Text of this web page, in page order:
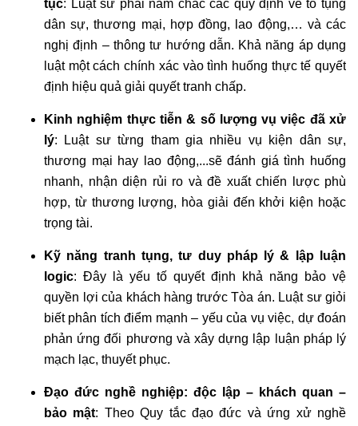
tục: Luật sư phải nắm chắc các quy định về tố tụng
dân sự, thương mại, hợp đồng, lao động,… và các
nghị định – thông tư hướng dẫn. Khả năng áp dụng
luật một cách chính xác vào tình huống thực tế quyết
định hiệu quả giải quyết tranh chấp.
Kinh nghiệm thực tiễn & số lượng vụ việc đã xử
lý: Luật sư từng tham gia nhiều vụ kiện dân sự,
thương mại hay lao động,...sẽ đánh giá tình huống
nhanh, nhận diện rủi ro và đề xuất chiến lược phù
hợp, từ thương lượng, hòa giải đến khởi kiện hoặc
trọng tài.
Kỹ năng tranh tụng, tư duy pháp lý & lập luận
logic: Đây là yếu tố quyết định khả năng bảo vệ
quyền lợi của khách hàng trước Tòa án. Luật sư giỏi
biết phân tích điểm mạnh – yếu của vụ việc, dự đoán
phản ứng đối phương và xây dựng lập luận pháp lý
mạch lạc, thuyết phục.
Đạo đức nghề nghiệp: độc lập – khách quan –
bảo mật: Theo Quy tắc đạo đức và ứng xử nghề